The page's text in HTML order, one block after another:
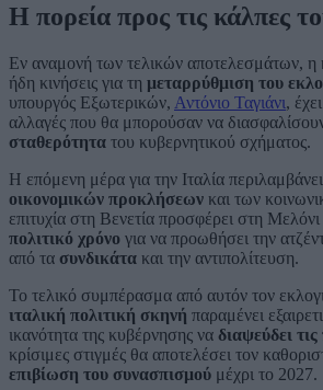
Η πορεία προς τις κάλπες
Εν αναμονή των τελικών αποτελεσμάτων, η
ήδη κινήσεις για τη μεταρρύθμιση του
υπουργός Εξωτερικών, Αντόνιο Ταγιάνι,
αλλαγές που θα μπορούσαν να
σταθερότητα του κυβερνητικού σχήματος.
Η επόμενη μέρα για την Ιταλία
οικονομικών προκλήσεων και των
επιτυχία στη Βενετία προσφέρει στη Μελόνι
πολιτικό χρόνο για να προωθήσει την
από τα συνδικάτα και την αντιπολίτευση.
Το τελικό συμπέρασμα από αυτόν τον
ιταλική πολιτική σκηνή παραμένει
ικανότητα της κυβέρνησης να διαψεύδει
κρίσιμες στιγμές θα αποτελέσει τον
επιβίωση του συνασπισμού μέχρι το 2027.